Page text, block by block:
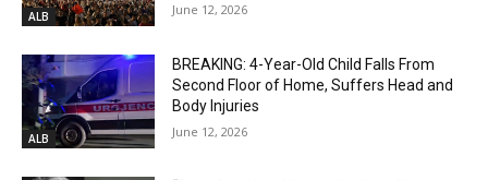
ALB June 12, 2026
ALB
BREAKING: 4-Year-Old Child Falls From
Second Floor of Home, Suffers Head and
Body Injuries
June 12, 2026